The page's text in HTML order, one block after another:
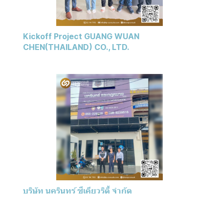
Kickoff Project GUANG WUAN
CHEN(THAILAND) CO., LTD.
บริษัท นครินทร์​ ซีเคียวริตี้​ จำกัด